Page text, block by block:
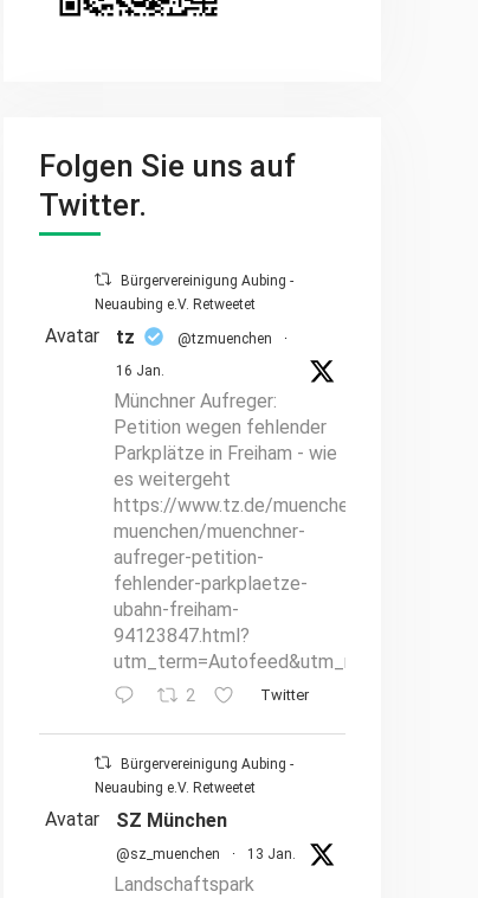
Folgen Sie uns auf
Twitter.
Bürgervereinigung Aubing -
Neuaubing e.V. Retweetet
Avatar tz @tzmuenchen
·
16 Jan.
Münchner Aufreger:
Petition wegen fehlender
Parkplätze in Freiham - wie
es weitergeht
https://www.tz.de/muenchen/stadt/hallo-
muenchen/muenchner-
aufreger-petition-
fehlender-parkplaetze-
ubahn-freiham-
94123847.html?
2 Twitter
Bürgervereinigung Aubing -
Neuaubing e.V. Retweetet
Avatar SZ München
@sz_muenchen · 13 Jan.
Landschaftspark